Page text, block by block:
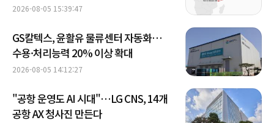
2026-08-05 15:39:47
GS칼텍스, 윤활유 물류센터 자동화…
수용·처리능력 20% 이상 확대
2026-08-05 14:12:27
"공항 운영도 AI 시대"…LG CNS, 14개
공항 AX 청사진 만든다